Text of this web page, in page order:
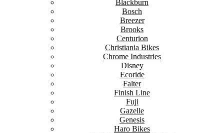
Blackburn
Bosch
Breezer
Brooks
Centurion
Christiania Bikes
Chrome Industries
Disney
Ecoride
Falter
Finish Line
Fuji
Gazelle
Genesis
Haro Bikes